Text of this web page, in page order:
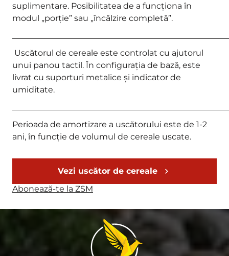
suplimentare. Posibilitatea de a funcționa în
modul „porție” sau „încălzire completă”.
Uscătorul de cereale este controlat cu ajutorul
unui panou tactil. În configurația de bază, este
livrat cu suporturi metalice și indicator de
umiditate.
Perioada de amortizare a uscătorului este de 1-2
ani, în funcție de volumul de cereale uscate.
Vezi uscător de cereale
Abonează-te la ZSM